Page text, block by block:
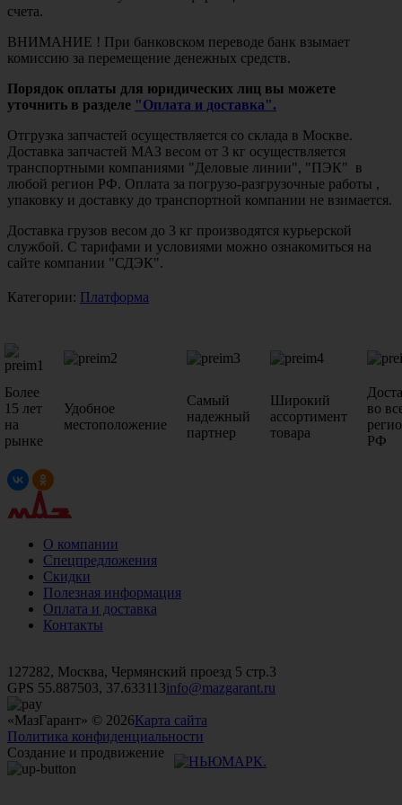
счета.
ВНИМАНИЕ ! При банковском переводе банк взымает
комиссию за перемещение денежных средств.
Порядок оплаты для юридических лиц вы можете
уточнить в разделе "Оплата и доставка".
Отгрузка запчастей осуществляется со склада в Москве.
Доставка запчастей МАЗ весом от 3 кг осуществляется
транспортными компаниями "Деловые линии", "ПЭК" в
любой регион РФ. Оплата за погрузо-разгрузочные работы ,
упаковку и доставку до транспортной компании не взимается.
Доставка грузов весом до 3 кг производятся курьерской
службой. С тарифами и условиями можно ознакомиться на
сайте компании "СДЭК".
Категории: Платформа
Более
15 лет
на
рынке
Удобное
местоположение
Самый
надежный
партнер
Широкий
ассортимент
товара
во
РФ
О компании
Спецпредложения
Скидки
Полезная информация
Оплата и доставка
Контакты
127282, Москва, Чермянский проезд 5 стр.3
GPS 55.887503, 37.633113info@mazgarant.ru
«МазГарант» © 2026Карта сайта
Политика конфиденциальности
Создание и продвижение